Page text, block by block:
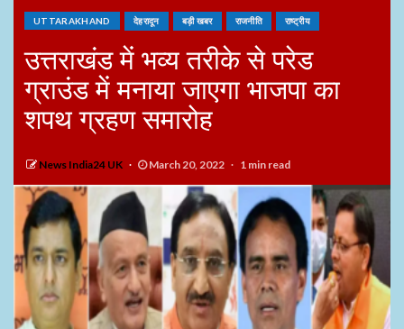
UTTARAKHAND देहरादून बड़ी खबर राजनीति राष्ट्रीय
उत्तराखंड में भव्य तरीके से परेड
ग्राउंड में मनाया जाएगा भाजपा का
शपथ ग्रहण समारोह
News India24 UK March 20, 2022 1 min read